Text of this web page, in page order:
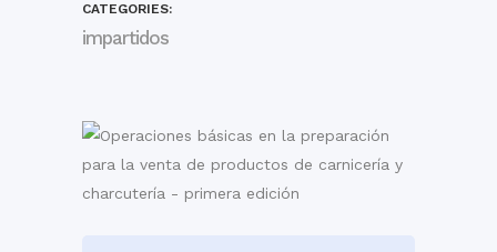
CATEGORIES:
impartidos